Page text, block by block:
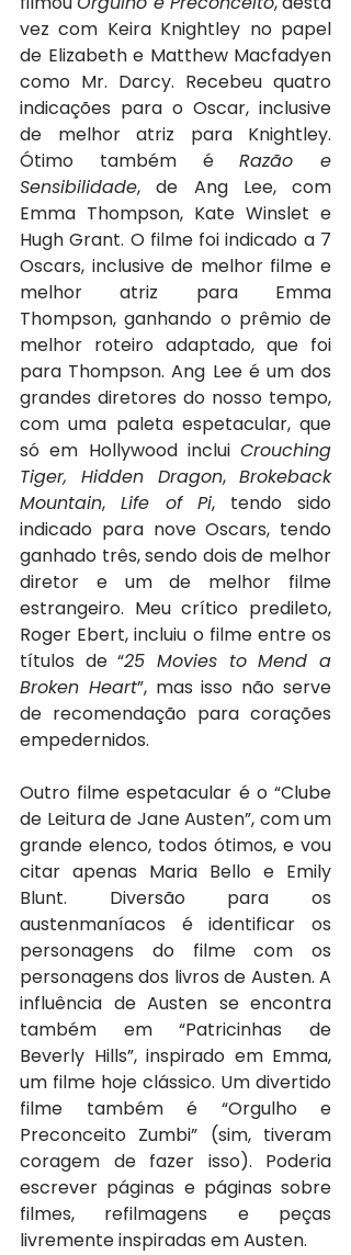
vez com Keira Knightley no papel
de Elizabeth e Matthew Macfadyen
como Mr. Darcy. Recebeu quatro
indicações para o Oscar, inclusive
de melhor atriz para Knightley.
Ótimo também é Razão e
Sensibilidade, de Ang Lee, com
Emma Thompson, Kate Winslet e
Hugh Grant. O filme foi indicado a 7
Oscars, inclusive de melhor filme e
melhor atriz para Emma
Thompson, ganhando o prêmio de
melhor roteiro adaptado, que foi
para Thompson. Ang Lee é um dos
grandes diretores do nosso tempo,
com uma paleta espetacular, que
só em Hollywood inclui Crouching
Tiger, Hidden Dragon, Brokeback
Mountain, Life of Pi, tendo sido
indicado para nove Oscars, tendo
ganhado três, sendo dois de melhor
diretor e um de melhor filme
estrangeiro. Meu crítico predileto,
Roger Ebert, incluiu o filme entre os
títulos de “25 Movies to Mend a
Broken Heart”, mas isso não serve
de recomendação para corações
empedernidos.
Outro filme espetacular é o “Clube
de Leitura de Jane Austen”, com um
grande elenco, todos ótimos, e vou
citar apenas Maria Bello e Emily
Blunt. Diversão para os
austenmaníacos é identificar os
personagens do filme com os
personagens dos livros de Austen. A
influência de Austen se encontra
também em “Patricinhas de
Beverly Hills”, inspirado em Emma,
um filme hoje clássico. Um divertido
filme também é “Orgulho e
Preconceito Zumbi” (sim, tiveram
coragem de fazer isso). Poderia
escrever páginas e páginas sobre
filmes, refilmagens e peças
livremente inspiradas em Austen.